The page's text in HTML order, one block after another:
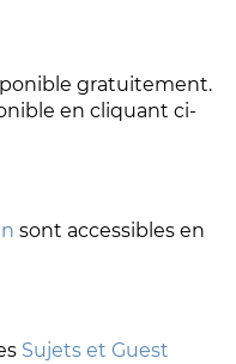
gratuitement.
en cliquant ci-
sont accessibles en
Sujets et Guest